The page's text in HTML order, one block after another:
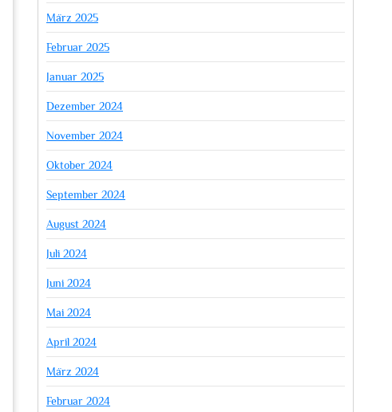
März 2025
Februar 2025
Januar 2025
Dezember 2024
November 2024
Oktober 2024
September 2024
August 2024
Juli 2024
Juni 2024
Mai 2024
April 2024
März 2024
Februar 2024